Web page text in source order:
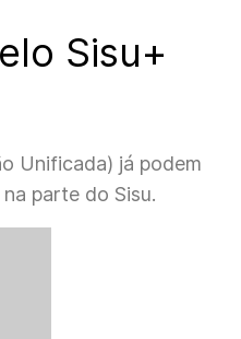
Sisu+
Unificada) já podem
parte do Sisu.